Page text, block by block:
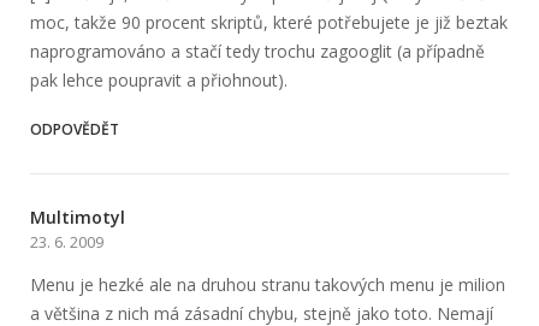
moc, takže 90 procent skriptů, které potřebujete je již beztak
naprogramováno a stačí tedy trochu zagooglit (a případně
pak lehce poupravit a přiohnout).
ODPOVĚDĚT
Multimotyl
23. 6. 2009
Menu je hezké ale na druhou stranu takových menu je milion
a většina z nich má zásadní chybu, stejně jako toto. Nemají